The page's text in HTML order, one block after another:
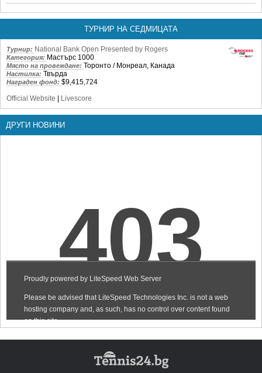
ТУРНИР НА СЕДМИЦАТА
Турнир: National Bank Open Presented by Rogers
Категория: Мастърс 1000
Място на провеждане: Торонто / Монреал, Канада
Настилка: Твърда
Награден фонд: $9,415,724
Official Website
Livescore
ДРУГИ НОВИНИ